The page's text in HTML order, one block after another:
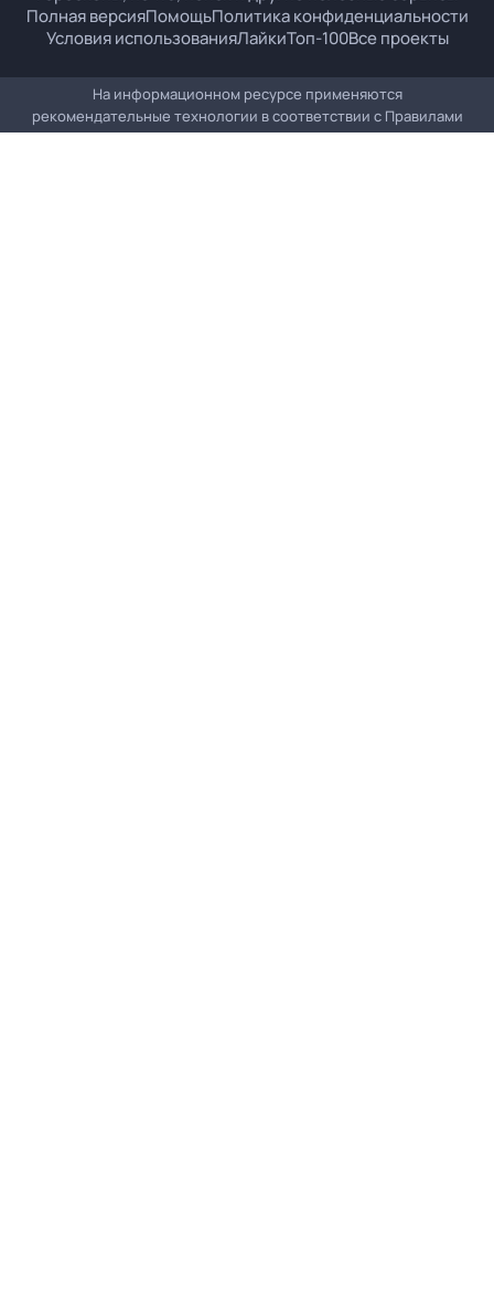
Полная версияПомощьПолитика конфиденциальности
Условия использованияЛайкиТоп-100Все проекты
На информационном ресурсе применяются
рекомендательные технологии в соответствии с Правилами